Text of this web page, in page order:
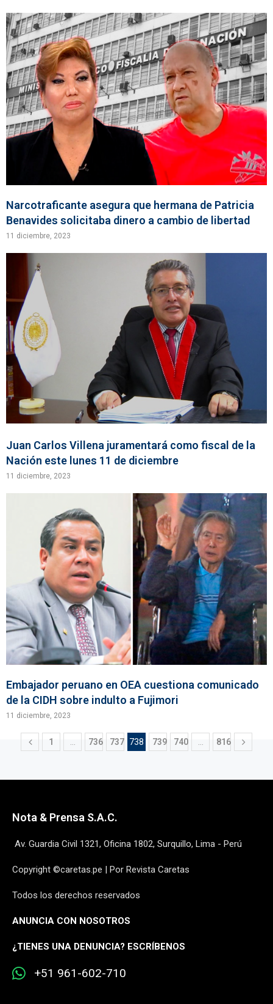
Narcotraficante asegura que hermana de Patricia
Benavides solicitaba dinero a cambio de libertad
11 diciembre, 2023
Juan Carlos Villena juramentará como fiscal de la
Nación este lunes 11 de diciembre
11 diciembre, 2023
Embajador peruano en OEA cuestiona comunicado
de la CIDH sobre indulto a Fujimori
11 diciembre, 2023
1 … 736 737 738 739 740 … 816
Nota & Prensa S.A.C.
Av. Guardia Civil 1321, Oficina 1802, Surquillo, Lima - Perú
Copyright ©caretas.pe | Por Revista Caretas
Todos los derechos reservados
ANUNCIA CON NOSOTROS
¿TIENES UNA DENUNCIA? ESCRÍBENOS
+51 961-602-710